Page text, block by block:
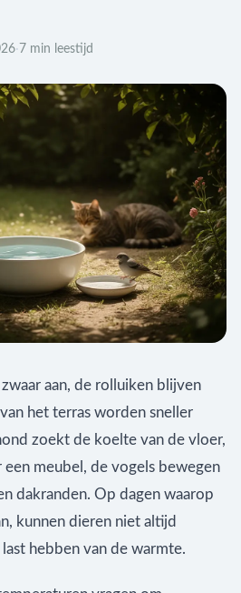
· 7 min leestijd
aan, de rolluiken blijven
het terras worden sneller
zoekt de koelte van de vloer,
meubel, de vogels bewegen
dakranden. Op dagen waarop
kunnen dieren niet altijd
hebben van de warmte.